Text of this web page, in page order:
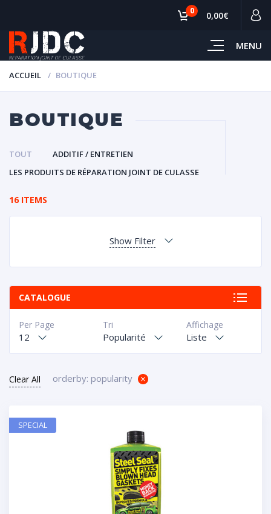
MENU
0 0,00€
ACCUEIL BOUTIQUE
BOUTIQUE
TOUT
ADDITIF / ENTRETIEN
LES PRODUITS DE RÉPARATION JOINT DE CULASSE
16 ITEMS
Show Filter
CATALOGUE
Affichage
Liste
Tri
Popularité
Per Page
12
Clear All orderby: popularity
SPECIAL